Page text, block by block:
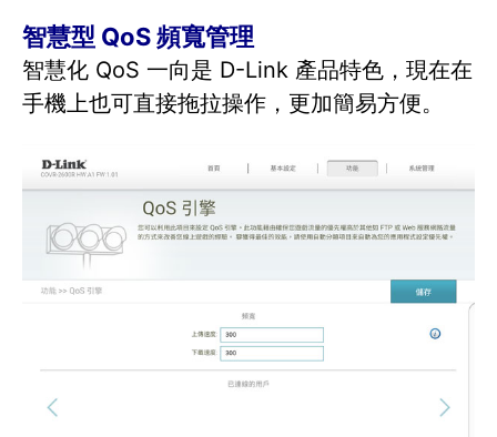
智慧型 QoS 頻寬管理
智慧化 QoS 一向是 D-Link 產品特色，現在在
手機上也可直接拖拉操作，更加簡易方便。